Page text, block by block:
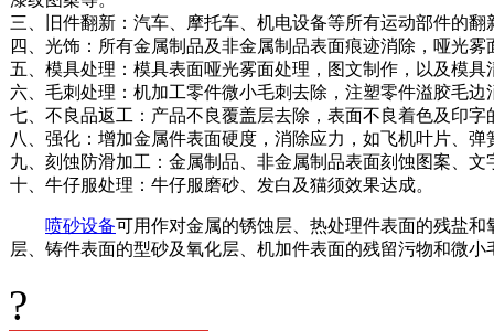
三、旧件翻新：汽车、摩托车、机电设备等所有运动部件的
四、光饰：所有金属制品及非金属制品表面痕迹消除，哑光
五、模具处理：模具表面哑光雾面处理，图文制作，以及模
六、毛刺处理：机加工零件微小毛刺去除，注塑零件溢胶毛边
七、不良品返工：产品不良覆盖层去除，表面不良着色及印字
八、强化：增加金属件表面硬度，消除应力，如飞机叶片、
九、刻蚀防滑加工：金属制品、非金属制品表面刻蚀图案、
十、牛仔服处理：牛仔服磨砂、发白及猫须效果达成。
喷砂设备可用作对金属的锈蚀层、热处理件表面的残盐
层、铸件表面的型砂及氧化层、机加件表面的残留污物和微
?